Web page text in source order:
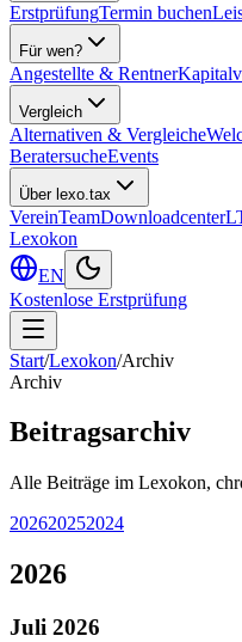
ErstprüfungTermin buchen
Für wen?
Angestellte & Rentner
Vergleich
Alternativen & Vergleiche
BeratersucheEvents
Über lexo.tax
VereinTeamDownloadcenter
Lexokon
EN
Kostenlose Erstprüfung
Start/Lexokon/Archiv
Archiv
Beitragsarchiv
Alle Beiträge im Lexokon,
202620252024
2026
Juli 2026